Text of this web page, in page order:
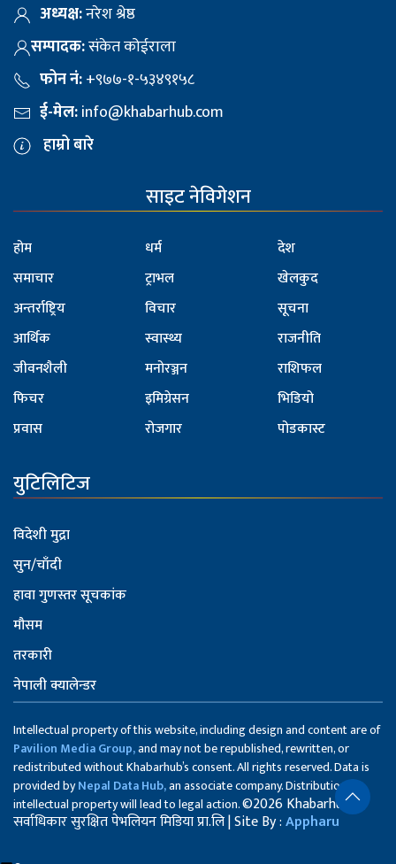
अध्यक्ष:नरेश श्रेष्ठ
सम्पादक:संकेत कोईराला
फोन नं:+९७७-१-५३४९१५८
ई-मेल:info@khabarhub.com
हाम्रो बारे
साइट नेविगेशन
होम
समाचार
अन्तर्राष्ट्रिय
आर्थिक
जीवनशैली
फिचर
प्रवास
धर्म
ट्राभल
विचार
स्वास्थ्य
मनोरञ्जन
इमिग्रेसन
रोजगार
देश
खेलकुद
सूचना
राजनीति
राशिफल
भिडियो
पोडकास्ट
युटिलिटिज
विदेशी मुद्रा
सुन/चाँदी
हावा गुणस्तर सूचकांक
मौसम
तरकारी
नेपाली क्यालेन्डर
Intellectual property of this website, including design and content are of
Pavilion Media Group,and may not be republished, rewritten, or
redistributed without Khabarhub’s consent. All rights reserved. Data is
provided byNepal Data Hub,an associate company. Distribution of
intellectual property will lead to legal action.©2026 Khabarhub
सर्वाधिकार सुरक्षित पेभलियन मिडिया प्रा.लि | Site By :Appharu